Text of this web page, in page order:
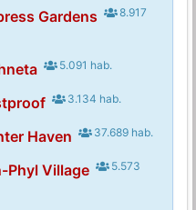
Gardens
8.917
5.091 hab.
3.134 hab.
Haven 37.689 hab.
Phyl Village
5.573